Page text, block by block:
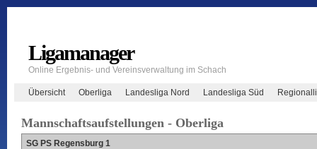
Ligamanager
Online Ergebnis- und Vereinsverwaltung im Schach
Übersicht Oberliga Landesliga Nord Landesliga Süd
Mannschaftsaufstellungen - Oberliga
SG PS Regensburg 1